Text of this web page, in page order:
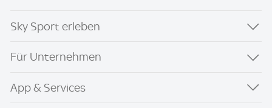
Sky Sport erleben
Für Unternehmen
App & Services